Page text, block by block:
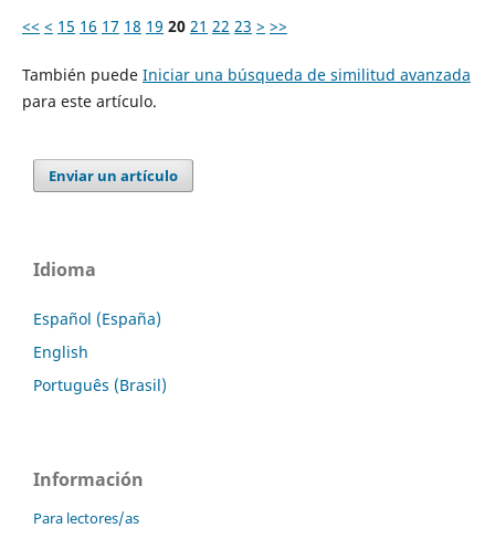
<< < 15 16 17 18 19 20 21 22 23 > >>
También puede Iniciar una búsqueda de similitud avanzada
para este artículo.
Enviar un artículo
Idioma
Español (España)
English
Português (Brasil)
Información
Para lectores/as